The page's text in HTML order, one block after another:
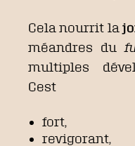
Cela nourrit la
méandres du
multiples
Cest
fort,
revigorant,